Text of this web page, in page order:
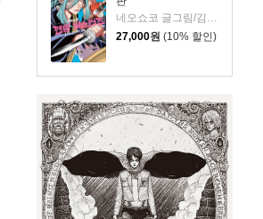
네오쇼코 글그림/김지혜 역
27,000원 (10% 할인)